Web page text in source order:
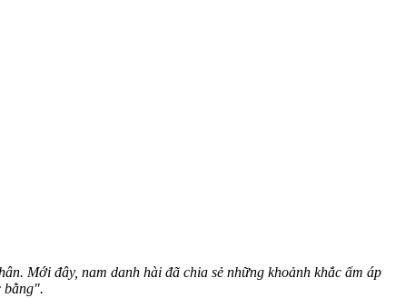
Mới đây, nam danh hài đã chia sẻ những khoảnh khắc ấm áp
bằng".